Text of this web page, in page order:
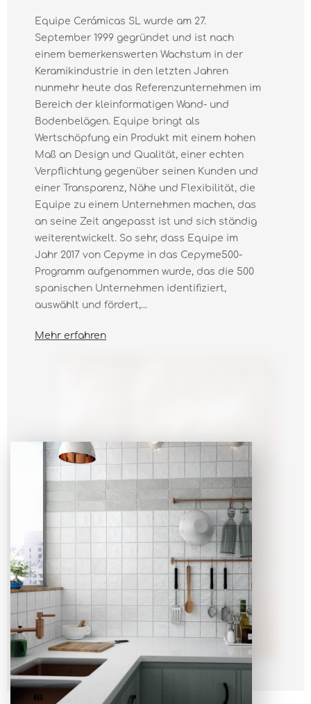
Equipe Cerámicas SL wurde am 27.
September 1999 gegründet und ist nach
einem bemerkenswerten Wachstum in der
Keramikindustrie in den letzten Jahren
nunmehr heute das Referenzunternehmen im
Bereich der kleinformatigen Wand- und
Bodenbelägen. Equipe bringt als
Wertschöpfung ein Produkt mit einem hohen
Maß an Design und Qualität, einer echten
Verpflichtung gegenüber seinen Kunden und
einer Transparenz, Nähe und Flexibilität, die
Equipe zu einem Unternehmen machen, das
an seine Zeit angepasst ist und sich ständig
weiterentwickelt. So sehr, dass Equipe im
Jahr 2017 von Cepyme in das Cepyme500-
Programm aufgenommen wurde, das die 500
spanischen Unternehmen identifiziert,
auswählt und fördert,...
Mehr erfahren